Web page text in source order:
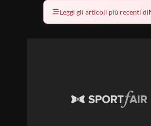
Leggi gli articoli più recenti di